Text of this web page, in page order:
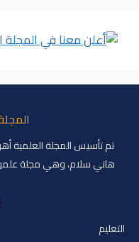
هاني سلام، وهي مجلة
التعليم